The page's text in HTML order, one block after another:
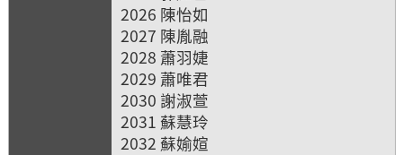
2026 陳怡如
2027 陳胤融
2028 蕭羽婕
2029 蕭唯君
2030 謝淑萱
2031 蘇慧玲
2032 蘇媮媗